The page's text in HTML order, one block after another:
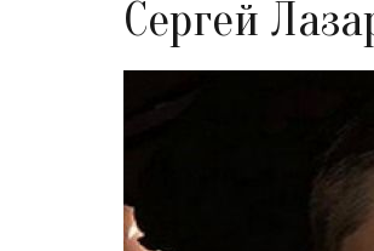
Сергей